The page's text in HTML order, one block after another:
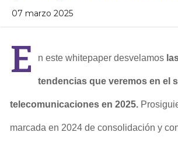
07 marzo 2025
E n este whitepaper desvelamos
tendencias que veremos en el
telecomunicaciones en 2025.
marcada en 2024 de consolidación y